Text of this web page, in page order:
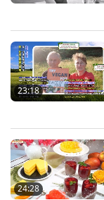
23:18
24:28